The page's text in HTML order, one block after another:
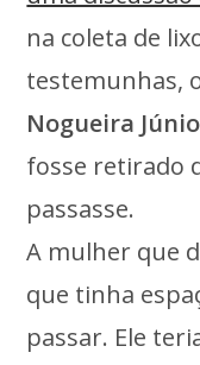
na coleta de
testemunhas,
Nogueira
fosse retirado
passasse.
A mulher que
que tinha
passar. Ele